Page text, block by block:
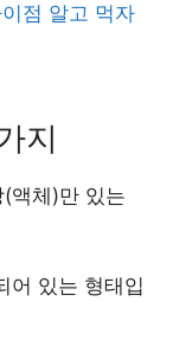
점 알고 먹자
지
액체)만 있는
어 있는 형태입